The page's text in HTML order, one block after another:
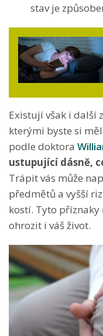
stav je
Existují však i další
kterými byste si
podle doktora
ustupující dásně,
Trápit vás může
předmětů a vyšší
kostí. Tyto
ohrozit i váš život.